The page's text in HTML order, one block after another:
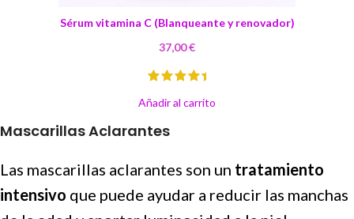
Sérum vitamina C (Blanqueante y renovador)
37,00€
Añadir al carrito
Mascarillas Aclarantes
Las mascarillas aclarantes son un tratamiento
intensivo que puede ayudar a reducir las manchas